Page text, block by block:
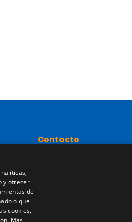
Contacto
y ofrecer
de
o que
cookies,
Más